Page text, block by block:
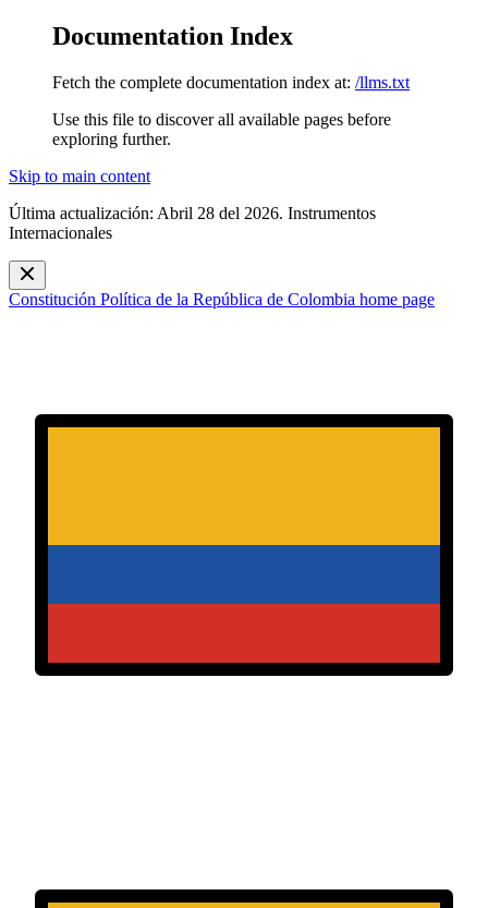
Documentation Index
Fetch the complete documentation index at: /llms.txt
Use this file to discover all available pages before
exploring further.
Skip to main content
Última actualización: Abril 28 del 2026. Instrumentos
Internacionales
Constitución Política de la República de Colombia home page